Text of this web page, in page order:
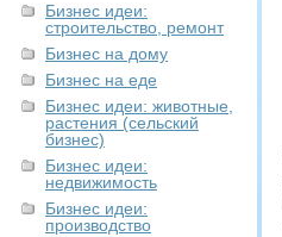
Бизнес идеи:
строительство, ремонт
Бизнес на дому
Бизнес на еде
Бизнес идеи: животные,
растения (сельский
бизнес)
Бизнес идеи:
недвижимость
Бизнес идеи:
производство